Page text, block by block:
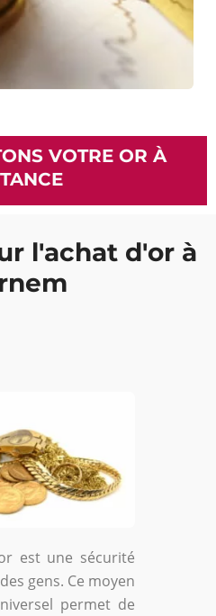
VOTRE OR À
l'achat d'or à
est une sécurité
gens. Ce moyen
permet de